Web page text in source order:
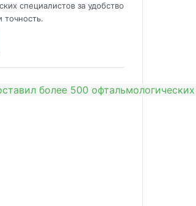
специалистов за удобство
точность.